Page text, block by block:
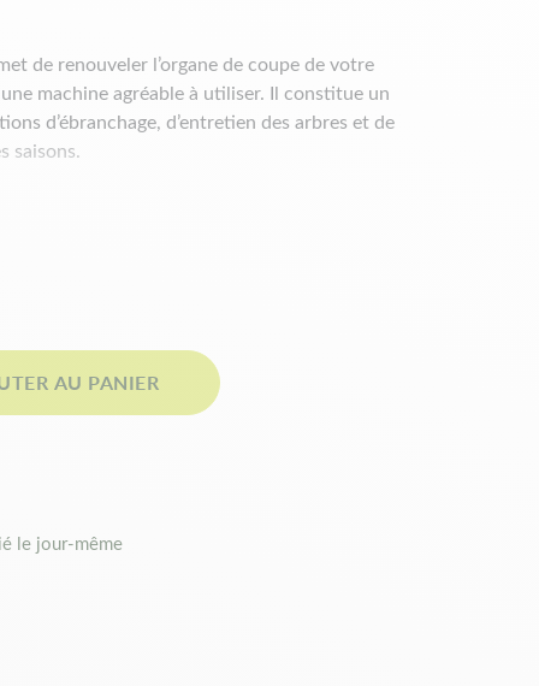
de renouveler l’organe de coupe de votre
machine agréable à utiliser. Il constitue un
d’ébranchage, d’entretien des arbres et de
saisons.
AU PANIER
le jour-même